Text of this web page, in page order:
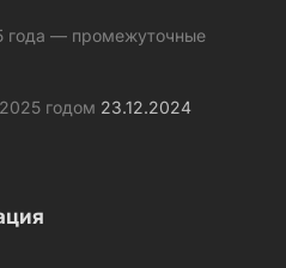
года — промежуточные
годом 23.12.2024